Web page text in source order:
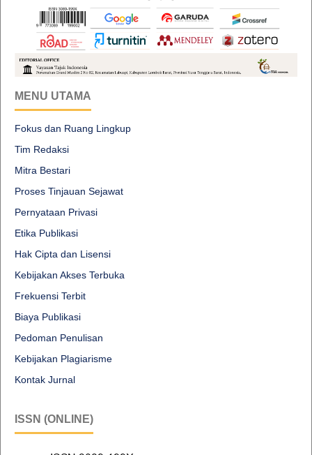
MENU UTAMA
Fokus dan Ruang Lingkup
Tim Redaksi
Mitra Bestari
Proses Tinjauan Sejawat
Pernyataan Privasi
Etika Publikasi
Hak Cipta dan Lisensi
Kebijakan Akses Terbuka
Frekuensi Terbit
Biaya Publikasi
Pedoman Penulisan
Kebijakan Plagiarisme
Kontak Jurnal
ISSN (ONLINE)